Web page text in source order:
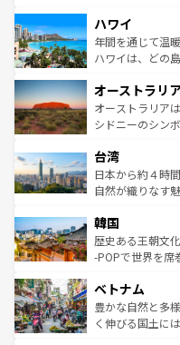
ば市内交通費無料で
着のスイス情報は
のような巨大都
ンメントが詰ま
西部には大自然
部のニューオー
文化が魅力。旅
しみながら、そ
ならではの贅沢な旅のスタ
情報はコンテン
ハワイ
年間を通じて温
ハワイは、どの
ワイ島は見逃せ
島だが、静かな
おすすめ。エメ
れるおもてなし
人々、おいしい
ク、伝統的なフ
ワイを、存分に味わってほし
はコンテンツ一覧
オーストラリ
オーストラリア
シドニーのシン
リアリーフや大
ク）、タスマニ
ど、見どころが
いる。アクティ
ビング、ハイキ
い。オーストラ
参照してほしい。
台湾
日本から約４時
自然が織りなす
ン）、静ひつな
と山間の静けさ
驚きをもたらし
容にもいいと評
が味
照してほしい。
韓国
歴史ある王朝文
-POPで世界を席
き、地方に足を
できる。そして
まで、さまざま
ベトナム
豊かな自然と多
く伸びる国土に